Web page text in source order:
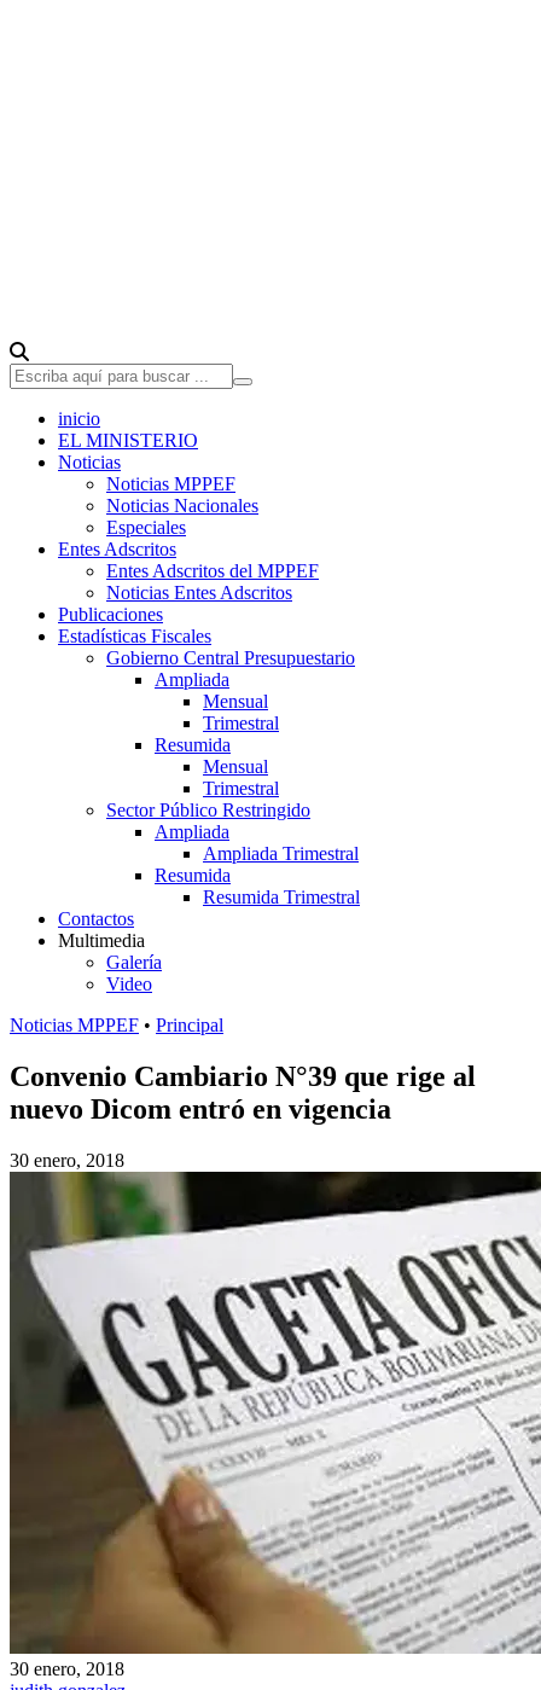
inicio
EL MINISTERIO
Noticias
Noticias MPPEF
Noticias Nacionales
Especiales
Entes Adscritos
Entes Adscritos del MPPEF
Noticias Entes Adscritos
Publicaciones
Estadísticas Fiscales
Gobierno Central Presupuestario
Ampliada
Mensual
Trimestral
Resumida
Mensual
Trimestral
Sector Público Restringido
Ampliada
Ampliada Trimestral
Resumida
Resumida Trimestral
Contactos
Multimedia
Galería
Video
Noticias MPPEF • Principal
Convenio Cambiario N°39 que rige al
nuevo Dicom entró en vigencia
30 enero, 2018
30 enero, 2018